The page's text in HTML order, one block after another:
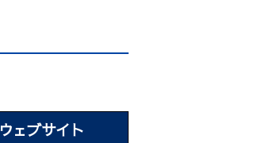
ウェブサイト